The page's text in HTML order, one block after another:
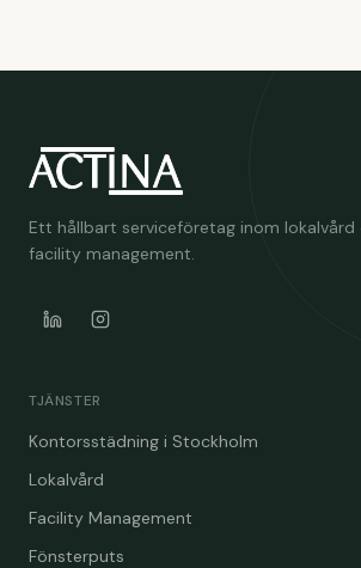
Ett hållbart serviceföretag inom lokalvård
facility management.
TJÄNSTER
Kontorsstädning i Stockholm
Lokalvård
Facility Management
Fönsterputs